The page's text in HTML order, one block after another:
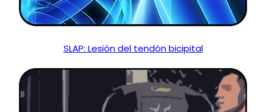
SLAP: Lesión del tendón bicipital